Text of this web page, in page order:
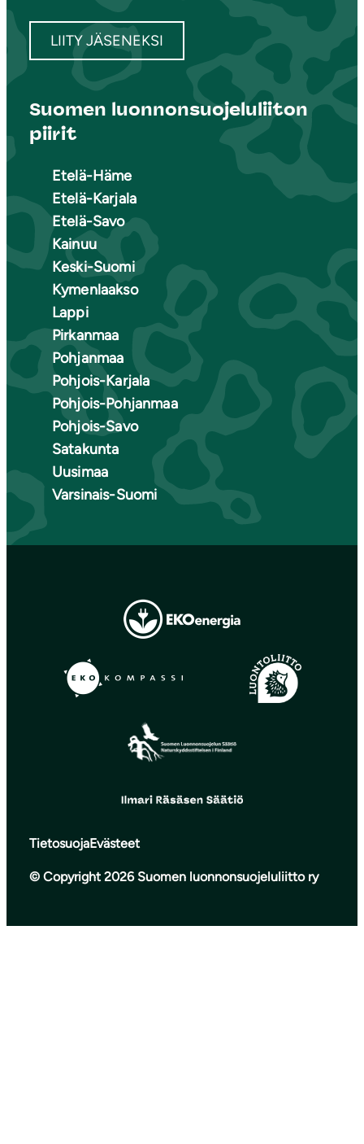
LIITY JÄSENEKSI
Suomen luonnonsuojeluliiton
piirit
Etelä-Häme
Etelä-Karjala
Etelä-Savo
Kainuu
Keski-Suomi
Kymenlaakso
Lappi
Pirkanmaa
Pohjanmaa
Pohjois-Karjala
Pohjois-Pohjanmaa
Pohjois-Savo
Satakunta
Uusimaa
Varsinais-Suomi
TietosuojaEvästeet
© Copyright 2026 Suomen luonnonsuojeluliitto ry